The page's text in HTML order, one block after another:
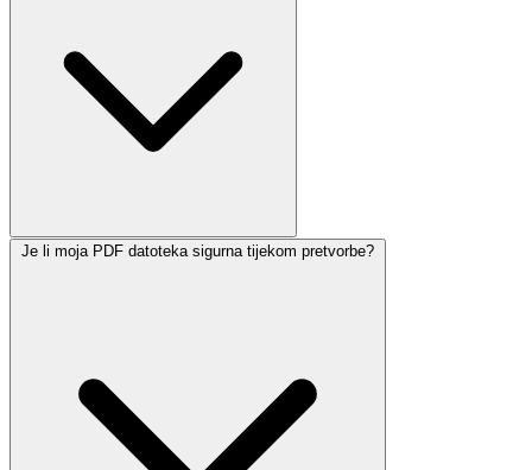
Je li moja PDF datoteka sigurna tijekom pretvorbe?